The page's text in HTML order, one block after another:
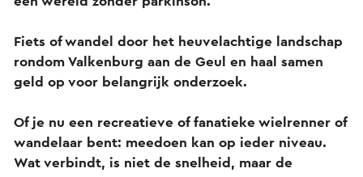
Fiets of wandel door het heuvelachtige landschap
rondom Valkenburg aan de Geul en haal samen
geld op voor belangrijk onderzoek.
Of je nu een recreatieve of fanatieke wielrenner of
wandelaar bent: meedoen kan op ieder niveau.
Wat verbindt, is niet de snelheid, maar de